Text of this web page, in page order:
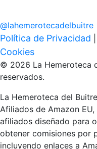
@lahemerotecadelbuitre
Política de Privacidad
Cookies
© 2026 La Hemeroteca
reservados.
La Hemeroteca del
Afiliados de Amazon
afiliados diseñado para
obtener comisiones por
incluyendo enlaces a